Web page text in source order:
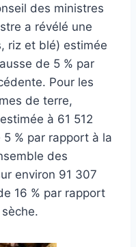
des ministres
a révélé une
riz et blé) estimée
de 5 % par
Pour les
de terre,
à 61 512
% par rapport à la
des
environ 91 307
16 % par rapport